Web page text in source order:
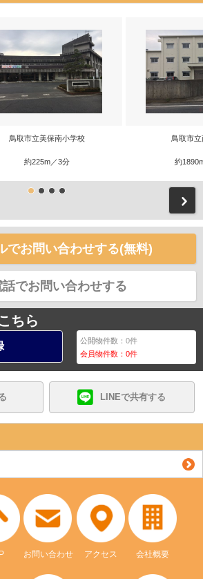
鳥取市立美保南小学校
約225m／3分
鳥取市
約
でお問い合わせする(無料)
話でお問い合わせする
ちら
公開物件数：0件
会員物件数：0件
LINEで共有する
お問い合わせ アクセス 会社概要